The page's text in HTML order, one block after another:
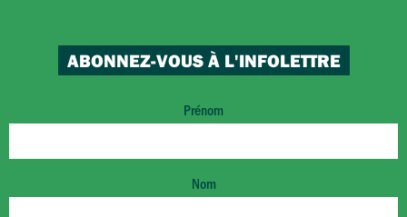
ABONNEZ-VOUS À L'INFOLETTRE
Prénom
Nom